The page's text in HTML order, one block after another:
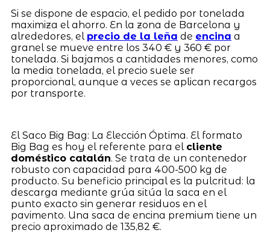
Si se dispone de espacio, el pedido por tonelada
maximiza el ahorro. En la zona de Barcelona y
alrededores, el precio de la leña de encina a
granel se mueve entre los 340 € y 360 € por
tonelada. Si bajamos a cantidades menores, como
la media tonelada, el precio suele ser
proporcional, aunque a veces se aplican recargos
por transporte.
El Saco Big Bag: La Elección Óptima. El formato
Big Bag es hoy el referente para el cliente
doméstico catalán. Se trata de un contenedor
robusto con capacidad para 400-500 kg de
producto. Su beneficio principal es la pulcritud: la
descarga mediante grúa sitúa la saca en el
punto exacto sin generar residuos en el
pavimento. Una saca de encina premium tiene un
precio aproximado de 135,82 €.